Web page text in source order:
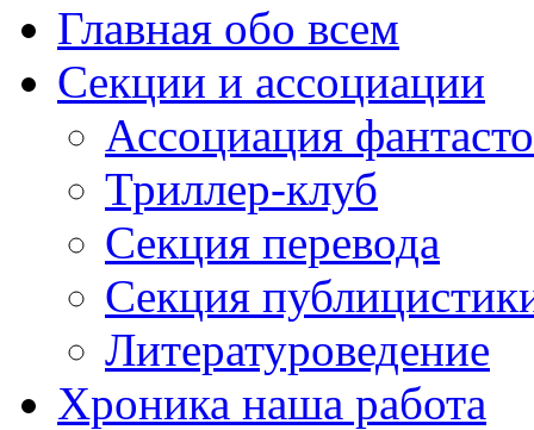
Главная обо всем
Секции и ассоциации
Ассоциация
Триллер-клуб
Секция перевода
Секция
Литературоведение
Хроника наша работа